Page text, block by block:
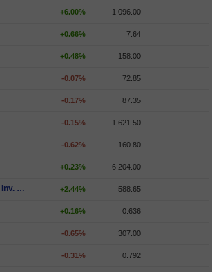
+6.00% 1 096.00
+0.66% 7.64
+0.48% 158.00
-0.07% 72.85
-0.17% 87.35
-0.15% 1 621.50
-0.62% 160.80
+0.23% 6 204.00
ГДР MD Medical Group Inv. PLC +2.44% 588.65
+0.16% 0.636
-0.65% 307.00
-0.31% 0.792